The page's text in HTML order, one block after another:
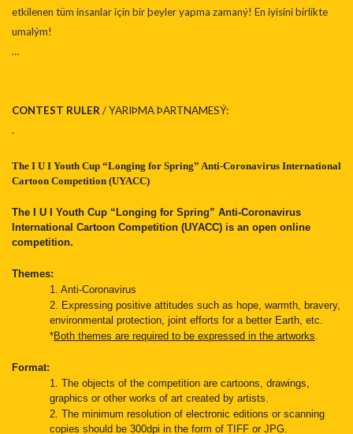
etkilenen tüm insanlar için bir þeyler yapma zamaný! En iyisini birlikte
umalým!
…
CONTEST RULER / YARIÞMA ÞARTNAMESÝ:
.
The I U I Youth Cup “Longing for Spring” Anti-Coronavirus International
Cartoon Competition (UYACC)
The I U I Youth Cup “Longing for Spring” Anti-Coronavirus
International Cartoon Competition (UYACC) is an open online
competition.
Themes:
1. Anti-Coronavirus
2. Expressing positive attitudes such as hope, warmth, bravery,
environmental protection, joint efforts for a better Earth, etc.
*Both themes are required to be expressed in the artworks.
Format:
1. The objects of the competition are cartoons, drawings,
graphics or other works of art created by artists.
2. The minimum resolution of electronic editions or scanning
copies should be 300dpi in the form of TIFF or JPG.